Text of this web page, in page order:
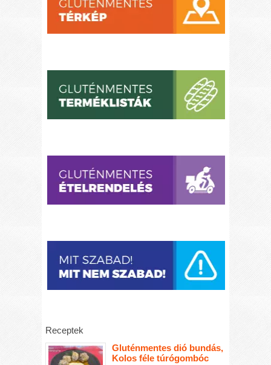
Receptek
Gluténmentes dió bundás,
Kolos féle túrógombóc